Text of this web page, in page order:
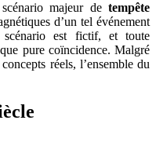
majeur de tempête
d’un tel événement
scénario est fictif, et toute
pure coïncidence. Malgré
réels, l’ensemble du